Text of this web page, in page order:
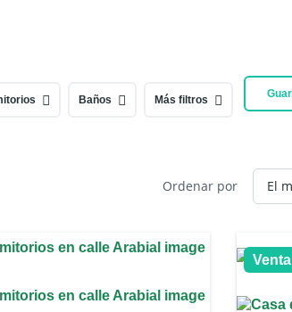
Baños Más filtros
Ordenar por
Venta